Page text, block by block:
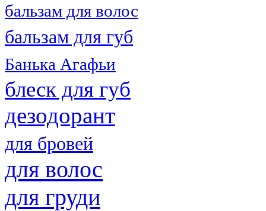
бальзам для волос
бальзам для губ
Банька Агафьи
блеск для губ
дезодорант
для бровей
для волос
для груди